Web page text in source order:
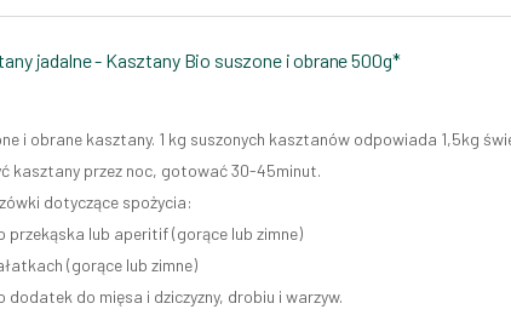
jadalne - Kasztany Bio suszone i obrane 500g*
i obrane kasztany. 1 kg suszonych kasztanów odpowiada 1,5kg
kasztany przez noc, gotować 30-45minut.
dotyczące spożycia:
przekąska lub aperitif (gorące lub zimne)
(gorące lub zimne)
dodatek do mięsa i dziczyzny, drobiu i warzyw.